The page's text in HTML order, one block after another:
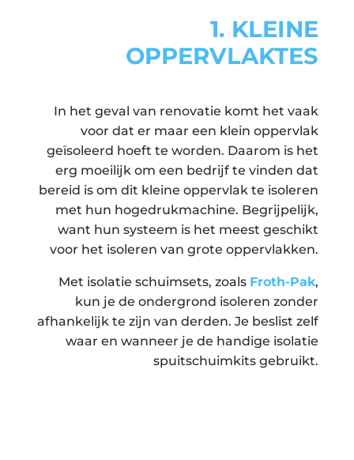
1. KLEINE
OPPERVLAKTES
In het geval van renovatie komt het vaak
voor dat er maar een klein oppervlak
geïsoleerd hoeft te worden. Daarom is het
erg moeilijk om een bedrijf te vinden dat
bereid is om dit kleine oppervlak te isoleren
met hun hogedrukmachine. Begrijpelijk,
want hun systeem is het meest geschikt
voor het isoleren van grote oppervlakken.
Met isolatie schuimsets, zoals Froth-Pak,
kun je de ondergrond isoleren zonder
afhankelijk te zijn van derden. Je beslist zelf
waar en wanneer je de handige isolatie
spuitschuimkits gebruikt.